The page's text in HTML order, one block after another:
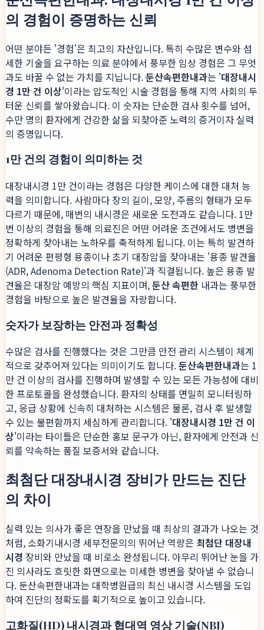
의 경험이 증명하는 신뢰
어떤 분야든 '경험'은 최고의 자산입니다. 특히 수많은 변수와 섬
세한 기술을 요구하는 의료 분야에서 풍부한 임상 경험은 그 무엇
과도 바꿀 수 없는 가치를 지닙니다.둔산속편한내과는 '대장내시
경 1만 건 이상'이라는 압도적인 시술 경험을 통해 지역 사회의 두
터운 신뢰를 쌓아왔습니다. 이 숫자는 단순한 검사 횟수를 넘어,
수만 명의 환자에게 건강한 삶을 되찾아준 노력의 증거이자 실력
의 증명입니다.
1만 건의 경험이 의미하는 것
대장내시경 1만 건이라는 경험은 다양한 케이스에 대한 대처 능
력을 의미합니다. 사람마다 장의 길이, 모양, 주름의 형태가 모두
다르기 때문에, 매번의 내시경은 새로운 도전과도 같습니다. 1만
번 이상의 경험을 통해 의료진은 어떤 어려운 조건에서도 병변을
정확하게 찾아내는 노하우를 축적하게 됩니다. 이는 특히 발견하
기 어려운 편평형 용종이나 초기 대장암을 찾아내는 '용종 발견율
(ADR, Adenoma Detection Rate)'과 직결됩니다. 높은 용종 발
견율은 대장암 예방의 핵심 지표이며,둔산 속편한 내과는 풍부한
경험을 바탕으로 높은 발견율을 자랑합니다.
숫자가 보장하는 안전과 정확성
수많은 검사를 진행했다는 것은 그만큼 안전 관리 시스템이 체계
적으로 갖추어져 있다는 의미이기도 합니다.둔산속편한내과는 1
만 건 이상의 검사를 진행하며 발생할 수 있는 모든 가능성에 대비
한 프로토콜을 완성했습니다. 환자의 상태를 면밀히 모니터링하
고, 응급 상황에 신속히 대처하는 시스템은 물론, 검사 후 발생할
수 있는 불편함까지 세심하게 관리합니다. '대장내시경 1만 건 이
상'이라는 타이틀은 단순한 홍보 문구가 아닌, 환자에게 안전과 신
뢰를 약속하는 품질 보증서와 같습니다.
최첨단 대장내시경 장비가 만드는 진단
의 차이
실력 있는 의사가 좋은 연장을 만났을 때 최상의 결과가 나오는 것
처럼, 소화기내시경 세부전문의의 뛰어난 역량은 최첨단 대장내
시경 장비와 만났을 때 비로소 완성됩니다. 아무리 뛰어난 눈을 가
진 의사라도 흐릿한 화면으로는 미세한 병변을 찾아낼 수 없습니
다. 둔산속편한내과는 대학병원급의 최신 내시경 시스템을 도입
하여 진단의 정확도를 획기적으로 높이고 있습니다.
고화질(HD) 내시경과 협대역 영상 기술(NBI)